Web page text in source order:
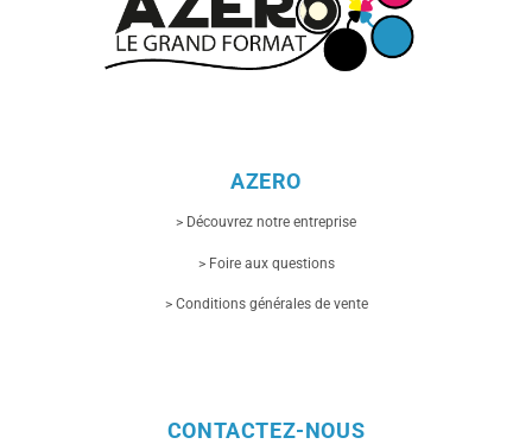
AZERO
> Découvrez notre entreprise
> Foire aux questions
> Conditions générales de vente
CONTACTEZ-NOUS